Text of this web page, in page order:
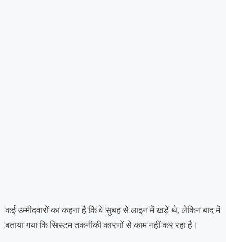
कई उम्मीदवारों का कहना है कि वे सुबह से लाइन में खड़े थे, लेकिन बाद में
बताया गया कि सिस्टम तकनीकी कारणों से काम नहीं कर रहा है।